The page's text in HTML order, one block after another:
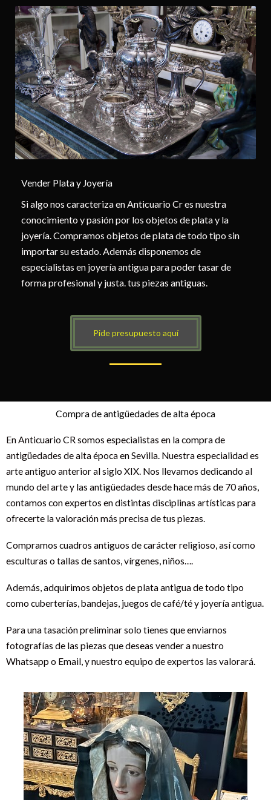
Vender Plata y Joyería
Si algo nos caracteriza en Anticuario Cr es nuestra
conocimiento y pasión por los objetos de plata y la
joyería. Compramos objetos de plata de todo tipo sin
importar su estado. Además disponemos de
especialistas en joyería antigua para poder tasar de
forma profesional y justa. tus piezas antiguas.
Pide presupuesto aquí
Compra de antigüedades de alta época
En Anticuario CR somos especialistas en la compra de
antigüedades de alta época en Sevilla. Nuestra especialidad es
arte antiguo anterior al siglo XIX. Nos llevamos dedicando al
mundo del arte y las antigüedades desde hace más de 70 años,
contamos con expertos en distintas disciplinas artísticas para
ofrecerte la valoración más precisa de tus piezas.
Compramos cuadros antiguos de carácter religioso, así como
esculturas o tallas de santos, vírgenes, niños….
Además, adquirimos objetos de plata antigua de todo tipo
como cuberterías, bandejas, juegos de café/té y joyería antigua.
Para una tasación preliminar solo tienes que enviarnos
fotografías de las piezas que deseas vender a nuestro
Whatsapp o Email, y nuestro equipo de expertos las valorará.